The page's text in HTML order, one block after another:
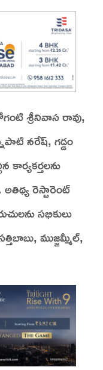
శ్రీనివాస రావు,
నరేష్, గడ్డం
కార్యకర్తలను
రెస్టారెంట్
సభికులు
ముజ్జమ్మీల్,